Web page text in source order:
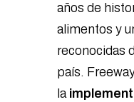
años de
alimentos y
reconocidas
país.
la